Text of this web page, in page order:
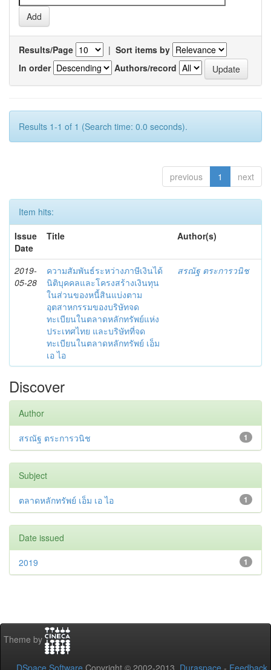
Results/Page | Sort items by
In order
Authors/record
Results 1-1 of 1 (Search time: 0.0 seconds).
previous 1 next
Item hits:
Issue
Date
Title Author(s)
2019-
05-28
ความสัมพันธ์ระหว่างภาษีเงินได้
นิติบุคคลและโครงสร้างเงินทุน
ในส่วนของหนี้สินแบ่งตาม
อุตสาหกรรมของบริษัทจด
ทะเบียนในตลาดหลักทรัพย์แห่ง
ประเทศไทย และบริษัทที่จด
ทะเบียนในตลาดหลักทรัพย์ เอ็ม
เอ ไอ
สรณัฐ ตระการวนิช
Discover
Author
1
สรณัฐ ตระการวนิช
Subject
1
ตลาดหลักทรัพย์ เอ็ม เอ ไอ
Date issued
1
2019
Theme by
DSpace Software Copyright © 2002-2013 Duraspace - Feedback